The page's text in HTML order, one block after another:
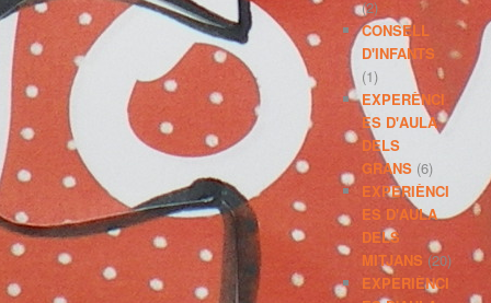
(2)
CONSELL
D'INFANTS
(1)
EXPERÈNCI
ES D'AULA
DELS
GRANS(6)
EXPERIÈNCI
ES D'AULA
DELS
MITJANS (20)
EXPERIÈNCI